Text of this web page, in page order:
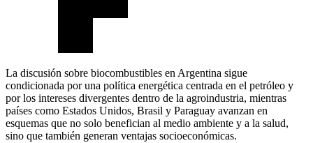
La discusión sobre biocombustibles en Argentina sigue
condicionada por una política energética centrada en el petróleo y
por los intereses divergentes dentro de la agroindustria, mientras
países como Estados Unidos, Brasil y Paraguay avanzan en
esquemas que no solo benefician al medio ambiente y a la salud,
sino que también generan ventajas socioeconómicas.